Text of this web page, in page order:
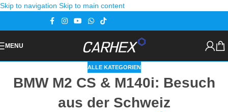
Skip to navigation Skip to main content
MENU
ALLE KATEGORIEN
BMW M2 CS & M140i: Besuch
aus der Schweiz